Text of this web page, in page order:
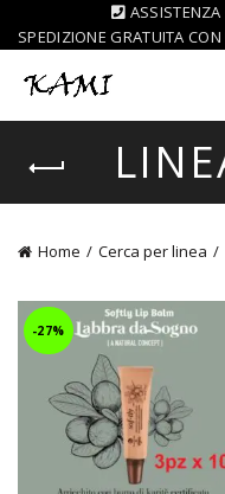
ASSISTENZA
SPEDIZIONE GRATUITA
Home Cerca per linea
-27%